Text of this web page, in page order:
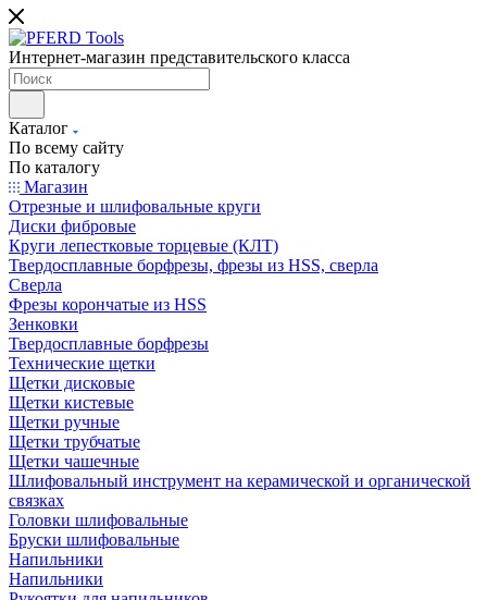
Интернет-магазин представительского класса
Каталог
По всему сайту
По каталогу
Магазин
Отрезные и шлифовальные круги
Диски фибровые
Круги лепестковые торцевые (КЛТ)
Твердосплавные борфрезы, фрезы из HSS, сверла
Сверла
Фрезы корончатые из HSS
Зенковки
Твердосплавные борфрезы
Технические щетки
Щетки дисковые
Щетки кистевые
Щетки ручные
Щетки трубчатые
Щетки чашечные
Шлифовальный инструмент на керамической и органической
связках
Головки шлифовальные
Бруски шлифовальные
Напильники
Напильники